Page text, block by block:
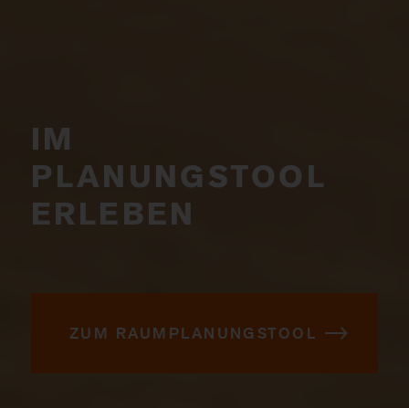
IM
PLANUNGSTOOL
ERLEBEN
ZUM RAUMPLANUNGSTOOL